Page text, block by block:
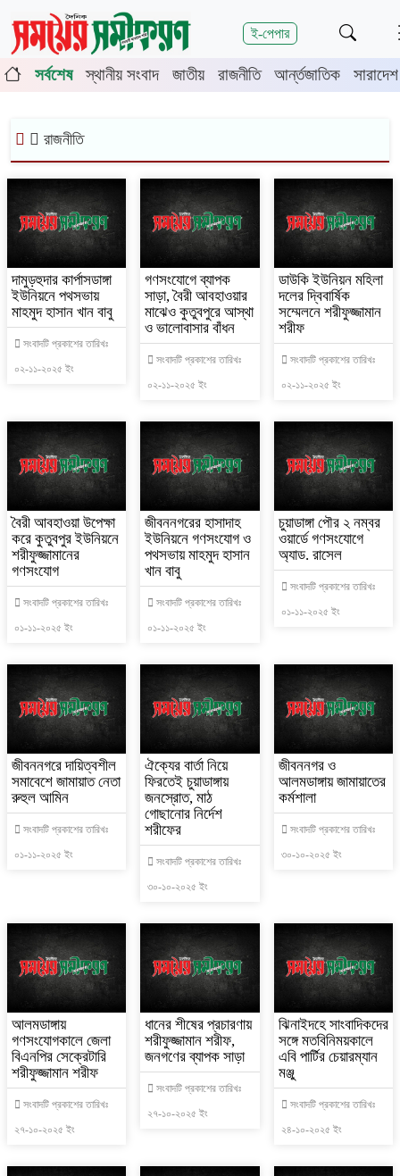
ই-পেপার
শিরোনাম
চুয়াডাঙ্গা-মেহেরপুরে জামায়াতের গণমিছিল
চুয়াডাঙ্গায় সওজের
সর্বশেষ
স্থানীয় সংবাদ জাতীয় রাজনীতি আর্ন্তজাতিক সারাদেশ
রাজনীতি
দামুড়হুদার কার্পাসডাঙ্গা
ইউনিয়নে পথসভায়
মাহমুদ হাসান খান বাবু
সংবাদটি প্রকাশের তারিখঃ
০২-১১-২০২৫ ইং
গণসংযোগে ব্যাপক
সাড়া, বৈরী আবহাওয়ার
মাঝেও কুতুবপুরে আস্থা
ও ভালোবাসার বাঁধন
সংবাদটি প্রকাশের তারিখঃ
০২-১১-২০২৫ ইং
ডাউকি ইউনিয়ন মহিলা
দলের দ্বিবার্ষিক
সম্মেলনে শরীফুজ্জামান
শরীফ
সংবাদটি প্রকাশের তারিখঃ
০২-১১-২০২৫ ইং
বৈরী আবহাওয়া উপেক্ষা
করে কুতুবপুর ইউনিয়নে
শরীফুজ্জামানের
গণসংযোগ
সংবাদটি প্রকাশের তারিখঃ
০১-১১-২০২৫ ইং
জীবননগরের হাসাদাহ
ইউনিয়নে গণসংযোগ ও
পথসভায় মাহমুদ হাসান
খান বাবু
সংবাদটি প্রকাশের তারিখঃ
০১-১১-২০২৫ ইং
চুয়াডাঙ্গা পৌর ২ নম্বর
ওয়ার্ডে গণসংযোগে
অ্যাড. রাসেল
সংবাদটি প্রকাশের তারিখঃ
০১-১১-২০২৫ ইং
জীবননগরে দায়িত্বশীল
সমাবেশে জামায়াত নেতা
রুহুল আমিন
সংবাদটি প্রকাশের তারিখঃ
০১-১১-২০২৫ ইং
ঐক্যের বার্তা নিয়ে
ফিরতেই চুয়াডাঙ্গায়
জনস্রোত, মাঠ
গোছানোর নির্দেশ
শরীফের
সংবাদটি প্রকাশের তারিখঃ
৩০-১০-২০২৫ ইং
জীবননগর ও
আলমডাঙ্গায় জামায়াতের
কর্মশালা
সংবাদটি প্রকাশের তারিখঃ
৩০-১০-২০২৫ ইং
আলমডাঙ্গায়
গণসংযোগকালে জেলা
বিএনপির সেক্রেটারি
শরীফুজ্জামান শরীফ
সংবাদটি প্রকাশের তারিখঃ
২৭-১০-২০২৫ ইং
ধানের শীষের প্রচারণায়
শরীফুজ্জামান শরীফ,
জনগণের ব্যাপক সাড়া
সংবাদটি প্রকাশের তারিখঃ
২৭-১০-২০২৫ ইং
ঝিনাইদহে সাংবাদিকদের
সঙ্গে মতবিনিময়কালে
এবি পার্টির চেয়ারম্যান
মঞ্জু
সংবাদটি প্রকাশের তারিখঃ
২৪-১০-২০২৫ ইং